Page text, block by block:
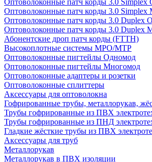
Оптоволоконные патч корды 3.0 Simplex
Оптоволоконные патч корды 3.0 Simplex
Оптоволоконные патч корды 3.0 Duplex
Оптоволоконные патч корды 3.0 Duplex
Абонентские дроп патч корды (FTTH)
Высокоплотные системы MPO/MTP
Оптоволоконные пигтейлы Одномод
Оптоволоконные пигтейлы Многомод
Оптоволоконные адаптеры и розетки
Оптоволоконные сплиттеры
Аксессуары для оптоволокна
Гофрированные трубы, металлорукав,
Трубы гофрированные из ПВХ
Трубы гофрированные из ПНД
Гладкие жёсткие трубы из ПВХ
Аксессуары для труб
Металлорукав
Металлорукав в ПВХ изоляции